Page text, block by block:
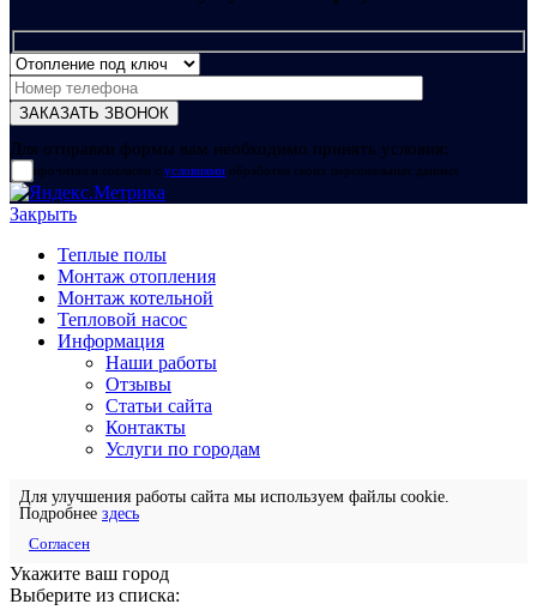
Для отправки формы вам необходимо принять условия:
прочитал и согласен с условиями обработки своих персональных данных
Закрыть
Теплые полы
Монтаж отопления
Монтаж котельной
Тепловой насос
Информация
Наши работы
Отзывы
Статьи сайта
Контакты
Услуги по городам
Для улучшения работы сайта мы используем файлы cookie.
Подробнее здесь
Согласен
Укажите ваш город
Выберите из списка: